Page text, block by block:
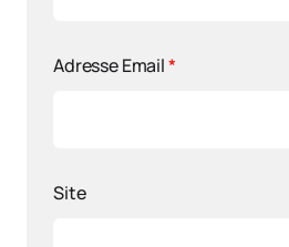
Adresse Email*
Site